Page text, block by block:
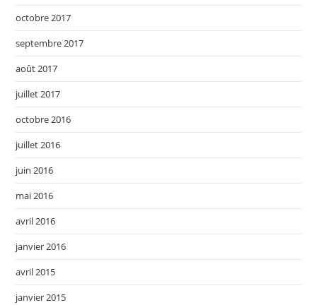
octobre 2017
septembre 2017
août 2017
juillet 2017
octobre 2016
juillet 2016
juin 2016
mai 2016
avril 2016
janvier 2016
avril 2015
janvier 2015